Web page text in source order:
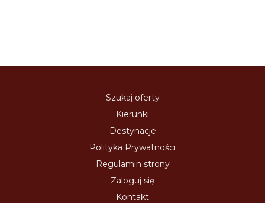
Szukaj oferty
Kierunki
Destynacje
Polityka Prywatności
Regulamin strony
Zaloguj się
Kontakt